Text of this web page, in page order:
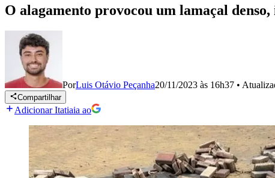
O alagamento provocou um lamaçal
PorLuis Otávio Peçanha20/11/2023 às 16h37 •
Compartilhar
Adicionar Itatiaia ao